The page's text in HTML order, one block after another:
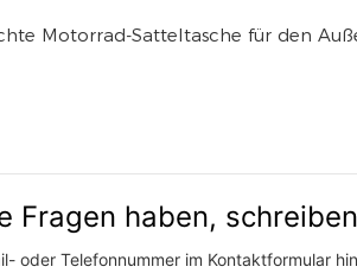
Fragen haben,
oder Telefonnummer im Kontaktformular